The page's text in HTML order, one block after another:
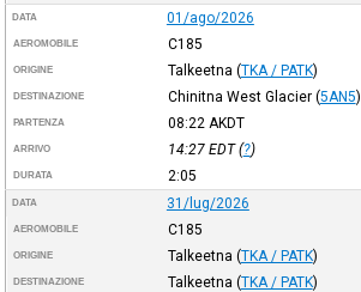
DATA 01/ago/2026
AEROMOBILE C185
ORIGINE Talkeetna (TKA / PATK)
DESTINAZIONE Chinitna West Glacier (5AN5)
PARTENZA 08:22 AKDT
ARRIVO 14:27 EDT(?)
DURATA 2:05
DATA 31/lug/2026
AEROMOBILE C185
ORIGINE Talkeetna (TKA / PATK)
DESTINAZIONE Talkeetna (TKA / PATK)